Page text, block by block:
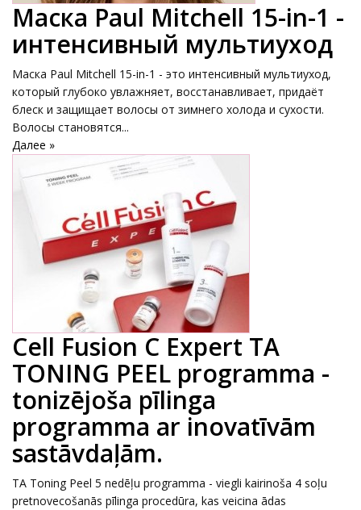
Маска Paul Mitchell 15-in-1 -
интенсивный мультиуход
Маска Paul Mitchell 15-in-1 - это интенсивный мультиуход,
который глубоко увлажняет, восстанавливает, придаёт
блеск и защищает волосы от зимнего холода и сухости.
Волосы становятся...
Далее »
Cell Fusion C Expert TA
TONING PEEL programma -
tonizējoša pīlinga
programma ar inovatīvām
sastāvdaļām.
TA Toning Peel 5 nedēļu programma - viegli kairinoša 4 soļu
pretnovecošanās pīlinga procedūra, kas veicina ādas